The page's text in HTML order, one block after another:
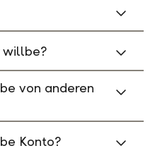
willbe?
von anderen
Konto?